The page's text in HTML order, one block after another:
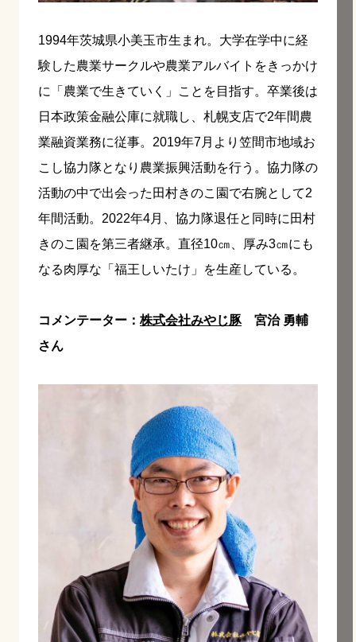
1994年茨城県小美玉市生まれ。大学在学中に経
験した農業サークルや農業アルバイトをきっかけ
に「農業で生きていく」ことを目指す。卒業後は
日本政策金融公庫に就職し、札幌支店で2年間農
業融資業務に従事。2019年7月より笠間市地域お
こし協力隊となり農業振興活動を行う。協力隊の
活動の中で出会った田村きのこ園で右腕として2
年間活動。2022年4月、協力隊退任と同時に田村
きのこ園を第三者継承。直径10㎝、厚み3㎝にも
なる肉厚な「福王しいたけ」を生産している。
コメンテーター： 株式会社みやじ豚宮治 勇輔
さん